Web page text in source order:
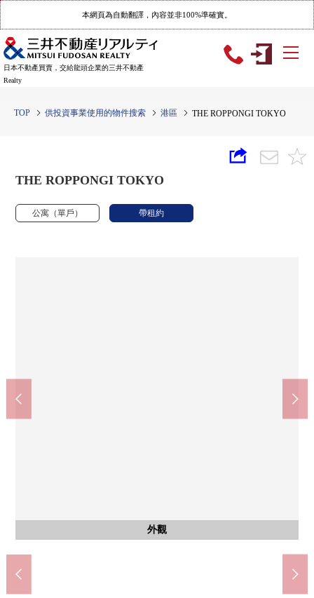
本網頁為自動翻譯，內容並非100%準確實。
日本不動產買賣，交給龍頭企業的三井不動產
Realty
TOP 供投資事業使用的物件搜索 港區 THE ROPPONGI TOKYO
THE ROPPONGI TOKYO
公寓（單戶） 帶租約
外觀
客廳
風景
共有部分
共有部分
共有部分
共有部分
入口
入口
入口